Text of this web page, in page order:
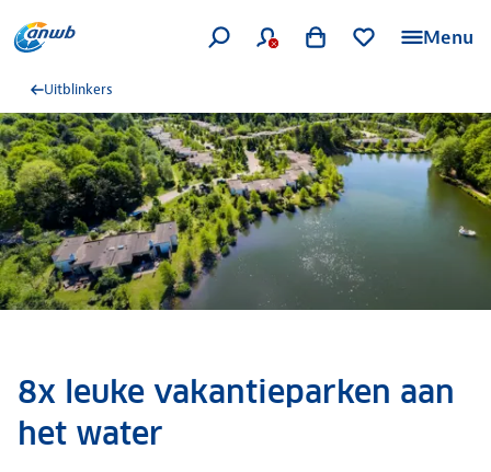
Menu
Uitblinkers
8x leuke vakantieparken aan
het water